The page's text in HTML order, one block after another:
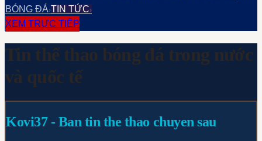
BÓNG ĐÁ›TIN TỨC›
XEM TRỰC TIẾP
Tin thể thao bóng đá trong nước
và quốc tế
Kovi37- Ban tin the thao chuyen sau